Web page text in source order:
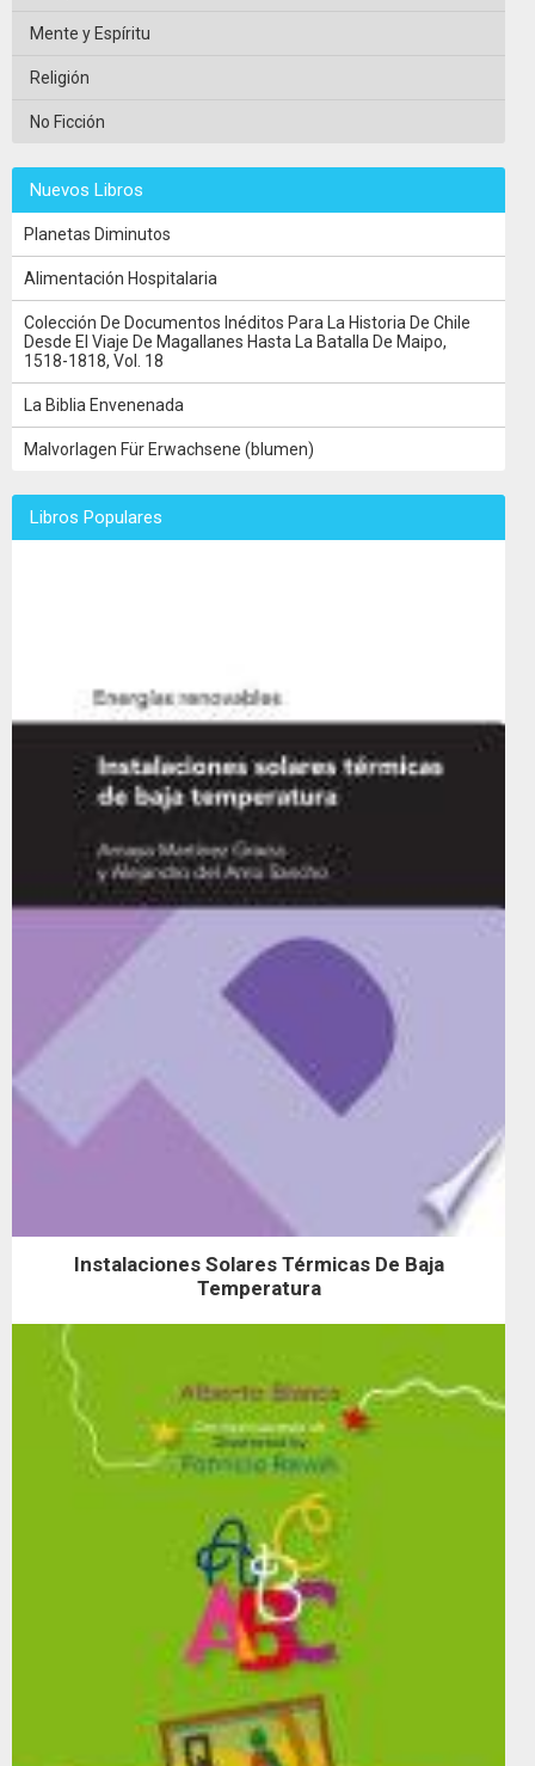
Mente y Espíritu
Religión
No Ficción
Nuevos Libros
Planetas Diminutos
Alimentación Hospitalaria
Colección De Documentos Inéditos Para La Historia De Chile
Desde El Viaje De Magallanes Hasta La Batalla De Maipo,
1518-1818, Vol. 18
La Biblia Envenenada
Malvorlagen Für Erwachsene (blumen)
Libros Populares
Instalaciones Solares Térmicas De Baja
Temperatura